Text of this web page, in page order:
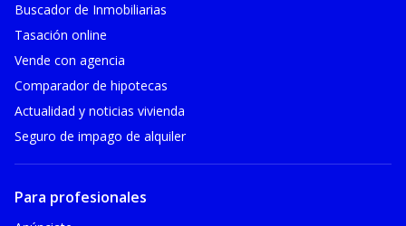
Buscador de Inmobiliarias
Tasación online
Vende con agencia
Comparador de hipotecas
Actualidad y noticias vivienda
Seguro de impago de alquiler
Para profesionales